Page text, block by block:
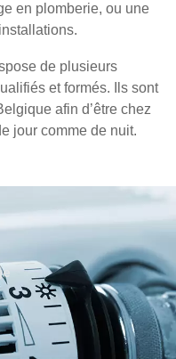
en plomberie, ou une
de plusieurs
et formés. Ils sont
afin d’être chez
jour comme de nuit.